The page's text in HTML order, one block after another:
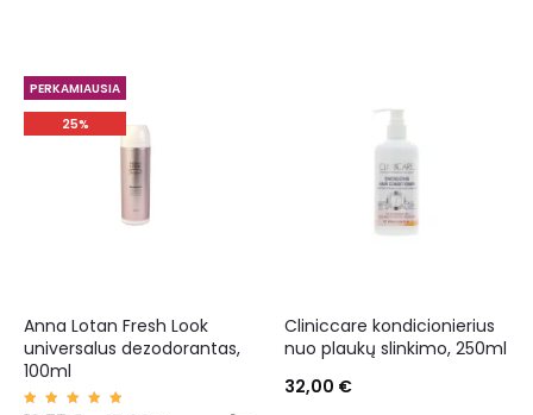
PERKAMIAUSIA
25%
Anna Lotan Fresh Look
universalus dezodorantas,
100ml
Cliniccare kondicionierius
nuo plaukų slinkimo, 250ml
32,00 €